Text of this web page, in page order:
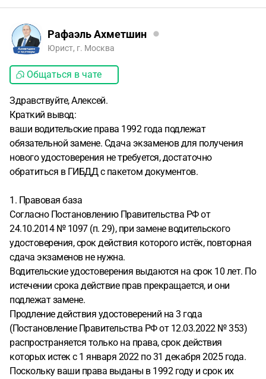
Рафаэль Ахметшин
Юрист, г. Москва
Общаться в чате
Здравствуйте, Алексей.
Краткий вывод:
ваши водительские права 1992 года подлежат
обязательной замене. Сдача экзаменов для получения
нового удостоверения не требуется, достаточно
обратиться в ГИБДД с пакетом документов.
1. Правовая база
Согласно Постановлению Правительства РФ от
24.10.2014 № 1097 (п. 29), при замене водительского
удостоверения, срок действия которого истёк, повторная
сдача экзаменов не нужна.
Водительские удостоверения выдаются на срок 10 лет. По
истечении срока действие прав прекращается, и они
подлежат замене.
Продление действия удостоверений на 3 года
(Постановление Правительства РФ от 12.03.2022 № 353)
распространяется только на права, срок действия
которых истек с 1 января 2022 по 31 декабря 2025 года.
Поскольку ваши права выданы в 1992 году и срок их